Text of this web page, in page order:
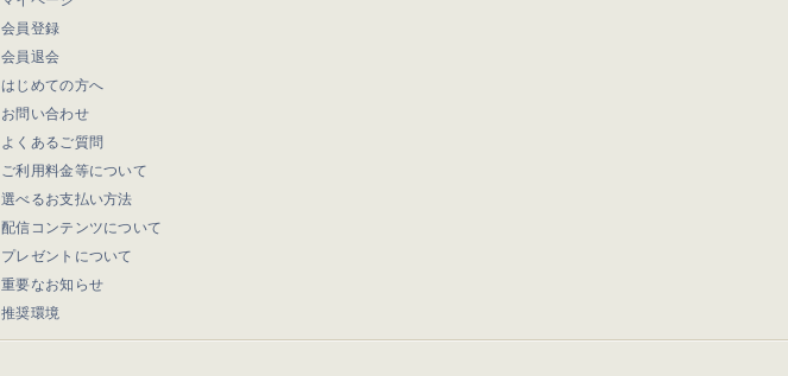
会員登録
会員退会
はじめての方へ
お問い合わせ
よくあるご質問
ご利用料金等について
選べるお支払い方法
配信コンテンツについて
プレゼントについて
重要なお知らせ
推奨環境